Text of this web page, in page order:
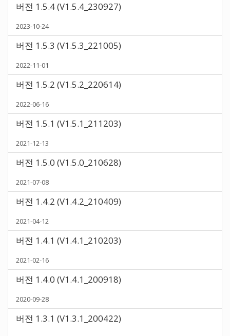
버전 1.5.4 (V1.5.4_230927)
2023-10-24
버전 1.5.3 (V1.5.3_221005)
2022-11-01
버전 1.5.2 (V1.5.2_220614)
2022-06-16
버전 1.5.1 (V1.5.1_211203)
2021-12-13
버전 1.5.0 (V1.5.0_210628)
2021-07-08
버전 1.4.2 (V1.4.2_210409)
2021-04-12
버전 1.4.1 (V1.4.1_210203)
2021-02-16
버전 1.4.0 (V1.4.1_200918)
2020-09-28
버전 1.3.1 (V1.3.1_200422)